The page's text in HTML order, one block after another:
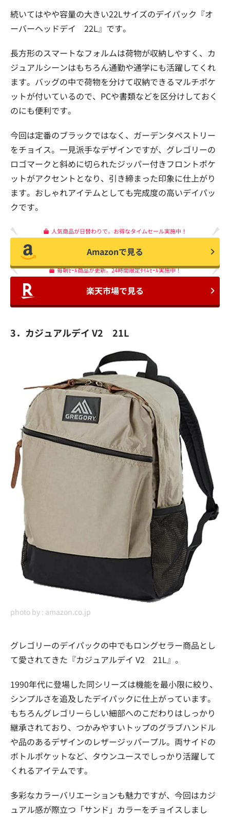
続いてはやや容量の大きい22Lサイズのデイパック『オ
ーバーヘッドデイ 22L』です。
長方形のスマートなフォルムは荷物が収納しやすく、カ
ジュアルシーンはもちろん通勤や通学にも活躍してくれ
ます。バッグの中で荷物を分けて収納できるマルチポケ
ットが付いているので、PCや書類などを区分けしておく
のにも便利です。
今回は定番のブラックではなく、ガーデンタペストリー
をチョイス。一見派手なデザインですが、グレゴリーの
ロゴマークと斜めに切られたジッパー付きフロントポケ
ットがアクセントとなり、引き締まった印象に仕上がり
ます。おしゃれアイテムとしても完成度の高いデイパッ
クです。
人気商品が日替わりで。お得なタイムセール実施中！
Amazonで見る
毎朝ｾｰﾙ商品が更新。24時間限定ﾀｲﾑｾｰﾙ実施中！
楽天市場で見る
3．カジュアルデイ V2 21L
photo by : amazon.co.jp
グレゴリーのデイパックの中でもロングセラー商品とし
て愛されてきた『カジュアルデイ V2 21L』。
1990年代に登場した同シリーズは機能を最小限に絞り、
シンプルさを追及したデイパックに仕上がっています。
もちろんグレゴリーらしい細部へのこだわりはしっかり
継承されており、つかみやすいトップのグラブハンドル
や品のあるデザインのレザージッパープル。両サイドの
ボトルポケットなど、タウンユースでしっかり活躍して
くれるアイテムです。
多彩なカラーバリエーションも魅力ですが、今回はカジ
ュアル感が際立つ「サンド」カラーをチョイスしまし